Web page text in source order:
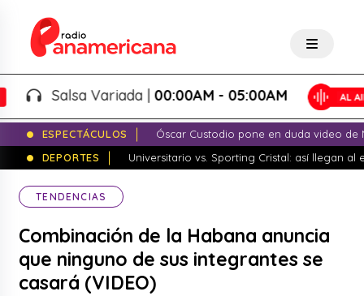
Salsa Variada |00:00AM - 05:00AM
ESPECTÁCULOS
Óscar Custodio pone en duda video de
DEPORTES
Universitario vs. Sporting Cristal: así llegan al
TENDENCIAS
Combinación de la Habana anuncia
que ninguno de sus integrantes se
casará (VIDEO)